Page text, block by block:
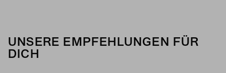
UNSERE EMPFEHLUNGEN FÜR
DICH